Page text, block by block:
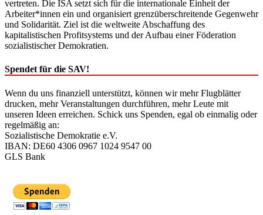
vertreten. Die ISA setzt sich für die internationale Einheit der
Arbeiter*innen ein und organisiert grenzüberschreitende Gegenwehr
und Solidarität. Ziel ist die weltweite Abschaffung des
kapitalistischen Profitsystems und der Aufbau einer Föderation
sozialistischer Demokratien.
Spendet für die SAV!
Wenn du uns finanziell unterstützt, können wir mehr Flugblätter
drucken, mehr Veranstaltungen durchführen, mehr Leute mit
unseren Ideen erreichen. Schick uns Spenden, egal ob einmalig oder
regelmäßig an:
Sozialistische Demokratie e.V.
IBAN: DE60 4306 0967 1024 9547 00
GLS Bank